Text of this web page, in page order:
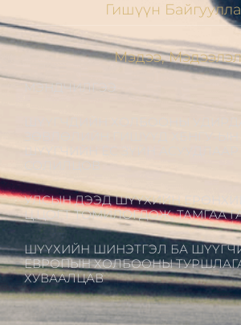
Гишүүн
Мэдээ, Мэдээлэл
МЭНДЧИЛГЭЭ
ШҮҮГЧДИЙН ХОЛБООНЫ
СОЛИЛЦОВ
УЛСЫН ДЭЭД ШҮҮХИЙН
Ц.ЦОГТ ТОМИЛОГДОЖ, ТАМГАА
ШҮҮХИЙН ШИНЭТГЭЛ БА
ЕВРОПЫН ХОЛБООНЫ
ХУВААЛЦАВ